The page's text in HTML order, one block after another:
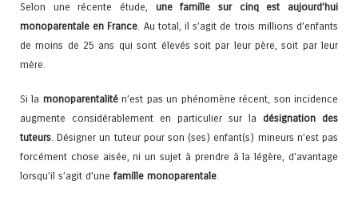
Selon une récente étude, une famille sur cinq est aujourd’hui
monoparentale en France. Au total, il s’agit de trois millions d’enfants
de moins de 25 ans qui sont élevés soit par leur père, soit par leur
mère.
Si la monoparentalitén’est pas un phénomène récent, son incidence
augmente considérablement en particulier sur la désignation des
tuteurs. Désigner un tuteur pour son (ses) enfant(s) mineurs n’est pas
forcément chose aisée, ni un sujet à prendre à la légère, d’avantage
lorsqu’il s’agit d’unefamille monoparentale.